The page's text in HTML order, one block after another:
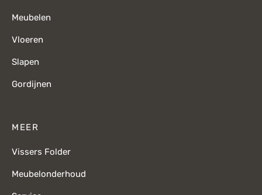
Meubelen
Vloeren
Slapen
Gordijnen
MEER
Vissers Folder
Meubelonderhoud